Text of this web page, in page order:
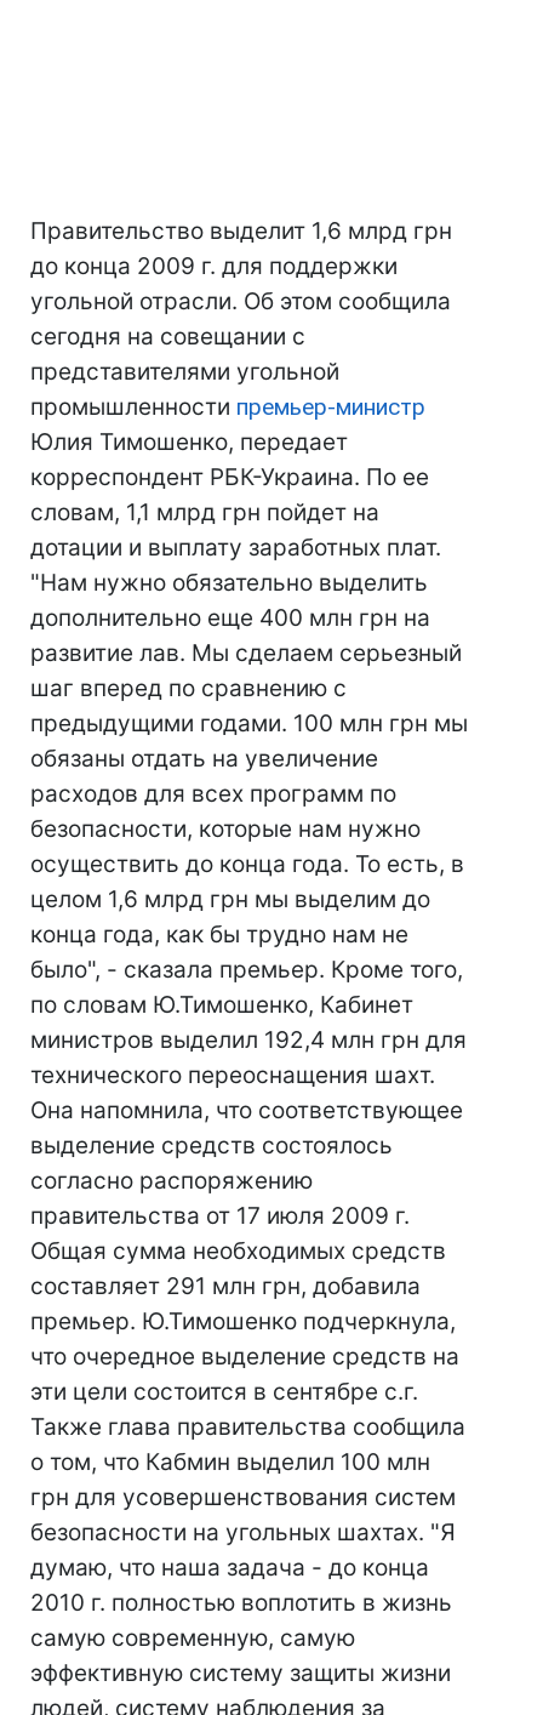
Правительство выделит 1,6 млрд грн
до конца 2009 г. для поддержки
угольной отрасли. Об этом сообщила
сегодня на совещании с
представителями угольной
промышленности премьер-министр
Юлия Тимошенко, передает
корреспондент РБК-Украина. По ее
словам, 1,1 млрд грн пойдет на
дотации и выплату заработных плат.
"Нам нужно обязательно выделить
дополнительно еще 400 млн грн на
развитие лав. Мы сделаем серьезный
шаг вперед по сравнению с
предыдущими годами. 100 млн грн мы
обязаны отдать на увеличение
расходов для всех программ по
безопасности, которые нам нужно
осуществить до конца года. То есть, в
целом 1,6 млрд грн мы выделим до
конца года, как бы трудно нам не
было", - сказала премьер. Кроме того,
по словам Ю.Тимошенко, Кабинет
министров выделил 192,4 млн грн для
технического переоснащения шахт.
Она напомнила, что соответствующее
выделение средств состоялось
согласно распоряжению
правительства от 17 июля 2009 г.
Общая сумма необходимых средств
составляет 291 млн грн, добавила
премьер. Ю.Тимошенко подчеркнула,
что очередное выделение средств на
эти цели состоится в сентябре с.г.
Также глава правительства сообщила
о том, что Кабмин выделил 100 млн
грн для усовершенствования систем
безопасности на угольных шахтах. "Я
думаю, что наша задача - до конца
2010 г. полностью воплотить в жизнь
самую современную, самую
эффективную систему защиты жизни
людей, систему наблюдения за